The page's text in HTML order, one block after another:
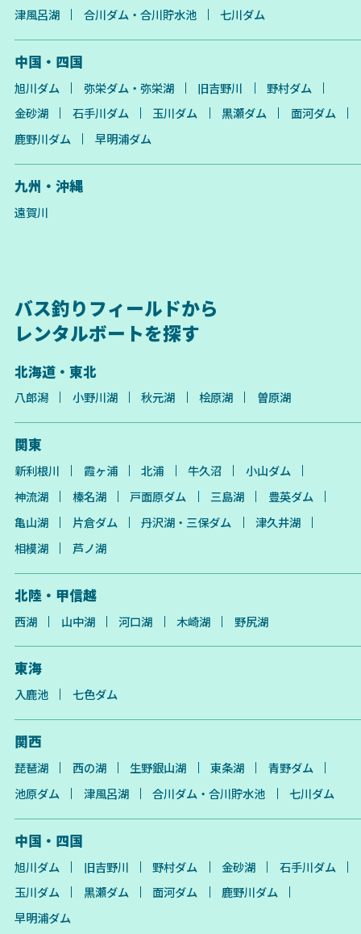
津風呂湖
合川ダム・合川貯水池 七川ダム
中国・四国
旭川ダム 弥栄ダム・弥栄湖 旧吉野川
野村ダム
金砂湖
石手川ダム 玉川ダム 黒瀬ダム
面河ダム
鹿野川ダム
早明浦ダム
九州・沖縄
遠賀川
バス釣りフィールドから
レンタルボートを探す
北海道・東北
八郎潟 小野川湖 秋元湖 桧原湖 曽原湖
関東
新利根川 霞ヶ浦 北浦 牛久沼
小山ダム
神流湖
榛名湖 戸面原ダム 三島湖
豊英ダム
亀山湖
片倉ダム 丹沢湖・三保ダム
津久井湖
相模湖
芦ノ湖
北陸・甲信越
西湖 山中湖 河口湖 木崎湖 野尻湖
東海
入鹿池 七色ダム
関西
琵琶湖 西の湖 生野銀山湖 東条湖
青野ダム
池原ダム
津風呂湖 合川ダム・合川貯水池 七川ダム
中国・四国
旭川ダム 旧吉野川 野村ダム 金砂湖
石手川ダム
玉川ダム
黒瀬ダム 面河ダム
鹿野川ダム
早明浦ダム